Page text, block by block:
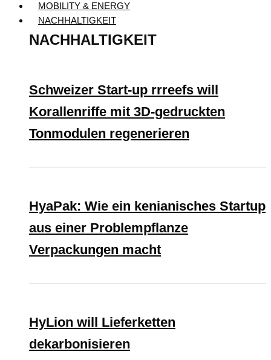
MOBILITY & ENERGY
NACHHALTIGKEIT
NACHHALTIGKEIT
Schweizer Start-up rrreefs will
Korallenriffe mit 3D-gedruckten
Tonmodulen regenerieren
HyaPak: Wie ein kenianisches Startup
aus einer Problempflanze
Verpackungen macht
HyLion will Lieferketten
dekarbonisieren